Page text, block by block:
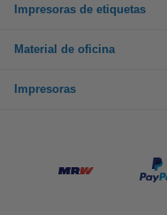
Impresoras de etiquetas
Material de oficina
Impresoras